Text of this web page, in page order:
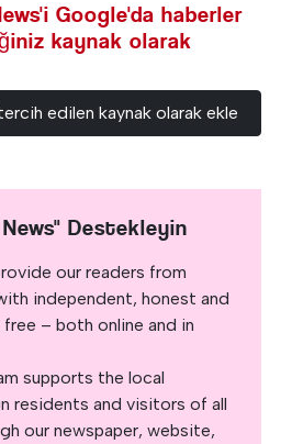
Google'da haberler
kaynak olarak
edilen kaynak olarak ekle
Destekleyin
our readers from
independent, honest and
– both online and in
supports the local
residents and visitors of all
our newspaper, website,